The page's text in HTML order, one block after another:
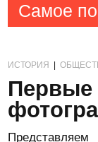
Самое
ИСТОРИЯ |
Первые